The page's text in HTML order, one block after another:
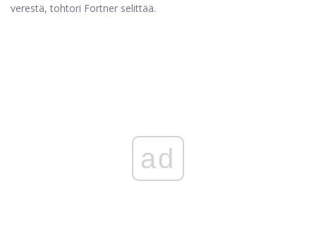
verestä, tohtori Fortner selittää.
ad